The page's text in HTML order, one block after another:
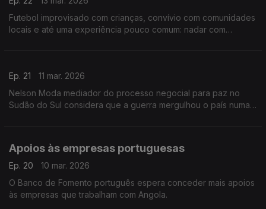
Futebol improvisado com crianças, convívio com comunidades
locais e até uma experiência pouco comum: nadar com
projeto Found You, uma iniciativa que procura ligar as viagens
turísticas a experiências de impacto social nas comunidades
locais. Reportagem de Carlos Santos.
Ep. 21
11 mar. 2026
Nelson Moda mediador do processo negocial para paz no
Sudão do Sul considera que a guerra mergulhou o país numa
Apoios às empresas portuguesas
Ep. 20
10 mar. 2026
O Banco de Fomento português espera conceder mais apoios
às empresas que trabalham com Angola.